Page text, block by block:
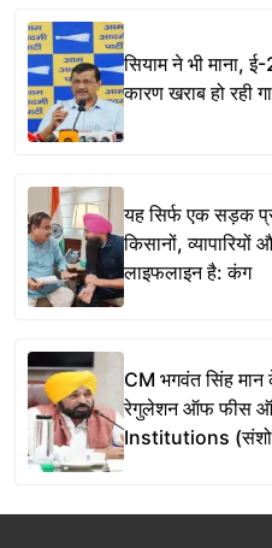
सियाम ने भी माना,
कारण खराब हो रही
यह सिर्फ एक सड़क
किसानों, व्यापारियों
लाइफलाइन है: कंग
CM भगवंत सिंह मान
रेगुलेशन ऑफ फीस
Institutions